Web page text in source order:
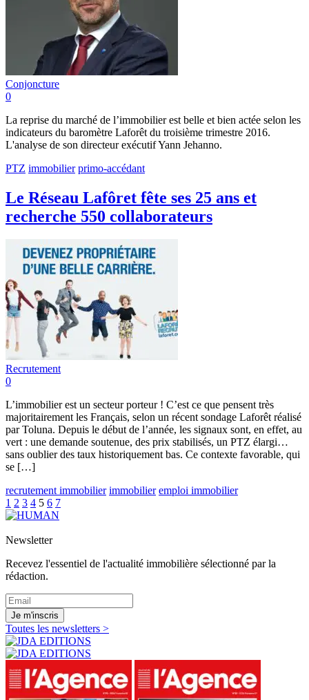
Conjoncture
0
La reprise du marché de l’immobilier est belle et bien actée selon les
indicateurs du baromètre Laforêt du troisième trimestre 2016.
L'analyse de son directeur exécutif Yann Jehanno.
PTZ immobilier primo-accédant
Le Réseau Lafôret fête ses 25 ans et
recherche 550 collaborateurs
Recrutement
0
L’immobilier est un secteur porteur ! C’est ce que pensent très
majoritairement les Français, selon un récent sondage Laforêt réalisé
par Toluna. Depuis le début de l’année, les signaux sont, en effet, au
vert : une demande soutenue, des prix stabilisés, un PTZ élargi…
sans oublier des taux historiquement bas. Ce contexte favorable, qui
se […]
recrutement immobilier immobilier emploi immobilier
1 2 3 4 5 6 7
Newsletter
Recevez l'essentiel de l'actualité immobilière sélectionné par la
rédaction.
Je m'inscris
Toutes les newsletters >